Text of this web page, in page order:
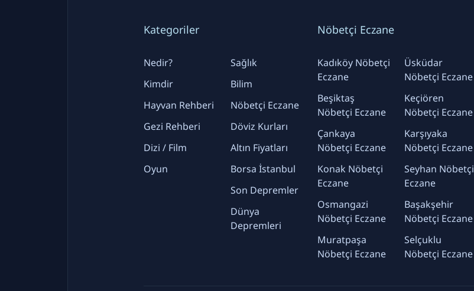
Kategoriler
Nedir?
Kimdir
Hayvan Rehberi
Gezi Rehberi
Dizi / Film
Oyun
Sağlık
Bilim
Nöbetçi Eczane
Döviz Kurları
Altın Fiyatları
Borsa İstanbul
Son Depremler
Dünya
Depremleri
Nöbetçi Eczane
Kadıköy Nöbetçi
Eczane
Beşiktaş
Nöbetçi Eczane
Çankaya
Nöbetçi Eczane
Konak Nöbetçi
Eczane
Osmangazi
Nöbetçi Eczane
Muratpaşa
Nöbetçi Eczane
Üsküdar
Nöbetçi Eczane
Keçiören
Nöbetçi Eczane
Karşıyaka
Nöbetçi Eczane
Seyhan Nöbetçi
Eczane
Başakşehir
Nöbetçi Eczane
Selçuklu
Nöbetçi Eczane